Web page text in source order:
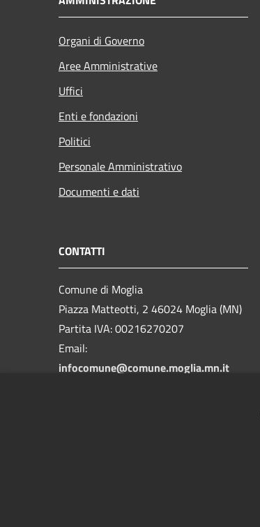
Organi di Governo
Aree Amministrative
Uffici
Enti e fondazioni
Politici
Personale Amministrativo
Documenti e dati
CONTATTI
Comune di Moglia
Piazza Matteotti, 2 46024 Moglia (MN)
Partita IVA: 00216270207
Email:
infocomune@comune.moglia.mn.it